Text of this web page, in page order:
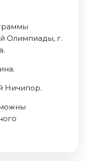
Олимпиады, г.
Ничипор.